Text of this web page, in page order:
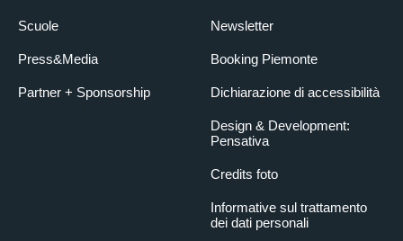
Scuole
Press&Media
Partner + Sponsorship
Newsletter
Booking Piemonte
Dichiarazione di accessibilità
Design & Development:
Pensativa
Credits foto
Informative sul trattamento
dei dati personali